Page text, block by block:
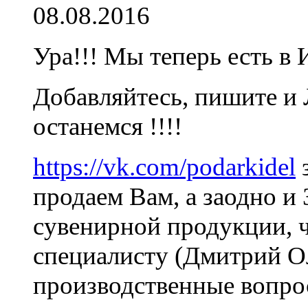
08.08.2016
Ура!!! Мы теперь есть в
Добавляйтесь, пишите
останемся !!!!
https://vk.com/podarkidel
продаем Вам, а заодно
сувенирной
специалисту (Дмитрий
производственные